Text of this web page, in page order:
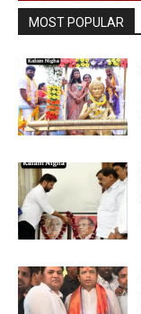
MOST POPULAR